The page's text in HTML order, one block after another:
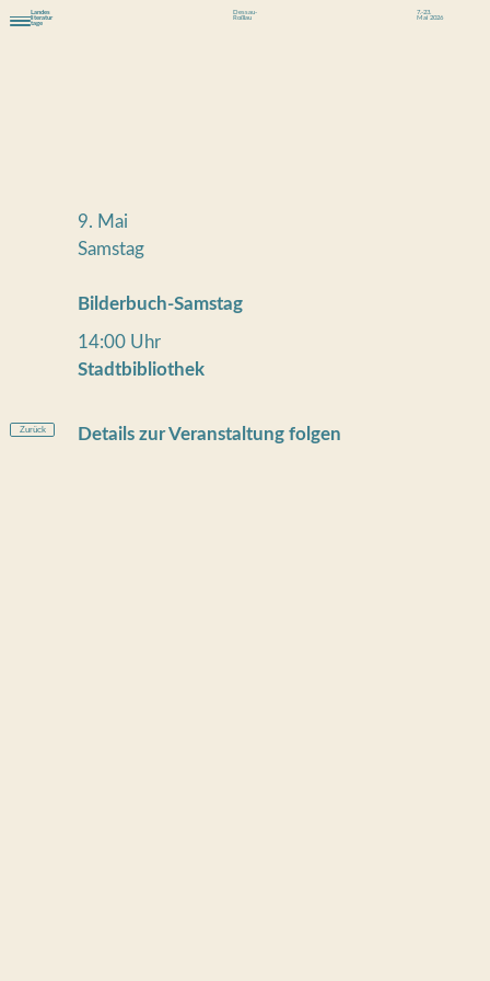
Landes
literatur
tage
Dessau-
Roßlau
7.-23.
Mai 2026
Zurück
9. Mai
Samstag
Bilderbuch-Samstag
14:00 Uhr
Stadtbibliothek
Details zur Veranstaltung folgen